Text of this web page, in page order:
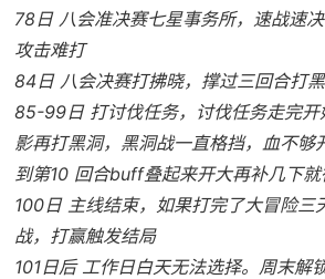
78日 八会准决赛七星事务所，速战速
攻击难打
84日 八会决赛打拂晓，撑过三回合打
85-99日 打讨伐任务，讨伐任务走完
影再打黑洞，黑洞战一直格挡，血不够
到第10 回合buff叠起来开大再补几下就
100日 主线结束，如果打完了大冒险三
战，打赢触发结局
101日后 工作日白天无法选择。周末解